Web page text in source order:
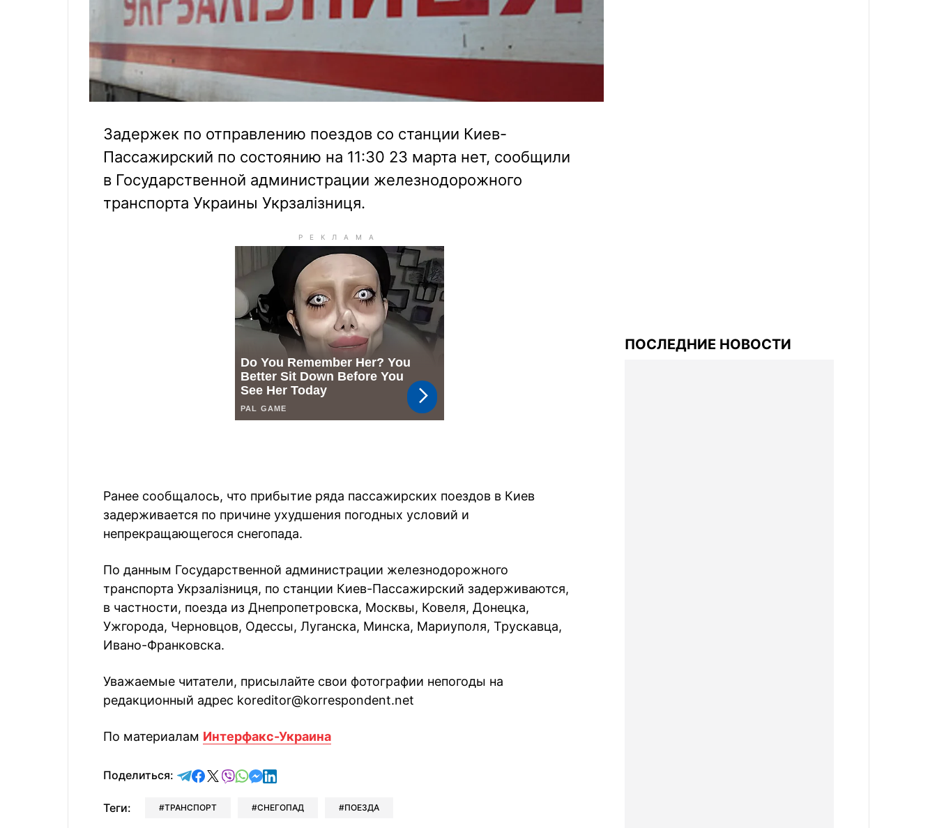
Задержек по отправлению поездов со станции Киев-
Пассажирский по состоянию на 11:30 23 марта нет, сообщили
в Государственной администрации железнодорожного
транспорта Украины Укрзалізниця.
Ранее сообщалось, что прибытие ряда пассажирских поездов в Киев
задерживается по причине ухудшения погодных условий и
непрекращающегося снегопада.
По данным Государственной администрации железнодорожного
транспорта Укрзалізниця, по станции Киев-Пассажирский задерживаются,
в частности, поезда из Днепропетровска, Москвы, Ковеля, Донецка,
Ужгорода, Черновцов, Одессы, Луганска, Минска, Мариуполя, Трускавца,
Ивано-Франковска.
Уважаемые читатели, присылайте свои фотографии непогоды на
редакционный адрес koreditor@korrespondent.net
По материалам Интерфакс-Украина
Поделиться: отправить в Telegram
поделиться в Facebook
поделиться в X
отправить в Viber
отправить в Whatsapp
отправить в Messenger
отправить в LinkedIn
Теги: ТРАНСПОРТ СНЕГОПАД ПОЕЗДА
ПОСЛЕДНИЕ НОВОСТИ